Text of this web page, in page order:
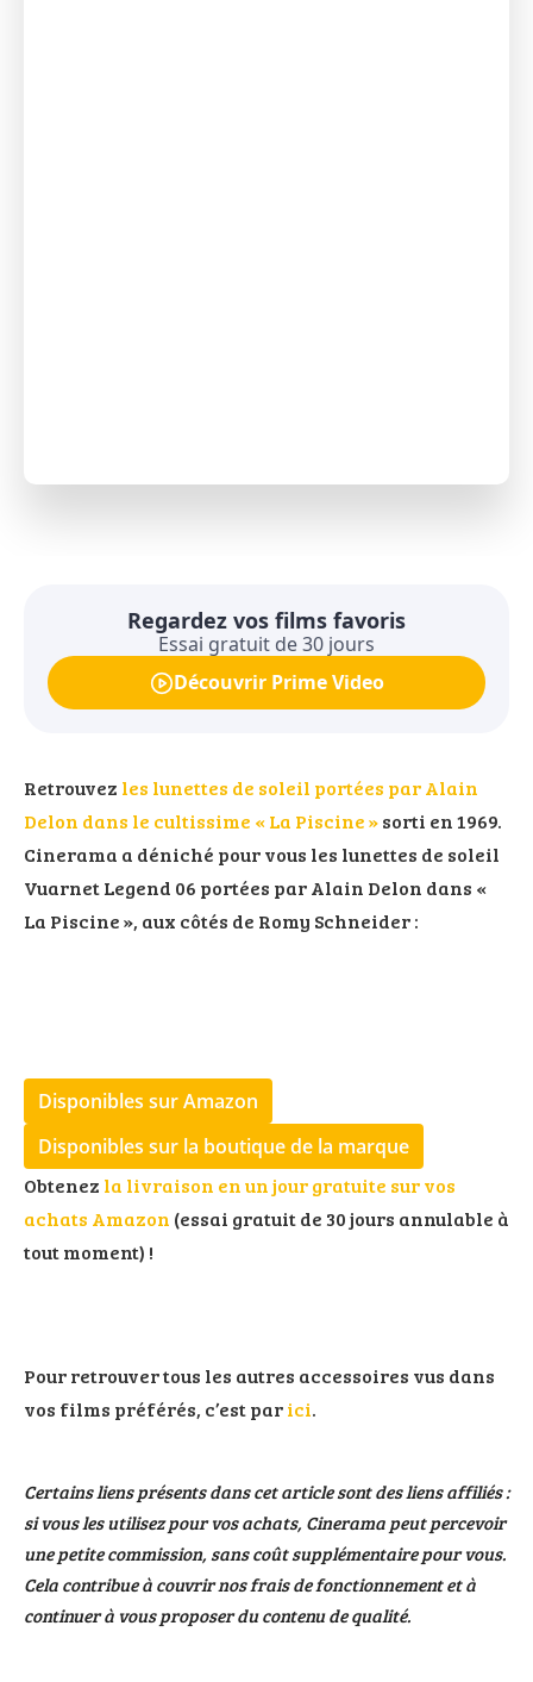
Regardez vos films favoris
Essai gratuit de 30 jours
Découvrir Prime Video
Retrouvez les lunettes de soleil portées par Alain
Delon dans le cultissime « La Piscine »sorti en 1969.
Cinerama a déniché pour vous les lunettes de soleil
Vuarnet Legend 06 portées par Alain Delon dans «
La Piscine », aux côtés de Romy Schneider :
Disponibles sur Amazon
Disponibles sur la boutique de la marque
Obtenez la livraison en un jour gratuite sur vos
achats Amazon (essai gratuit de 30 jours annulable à
tout moment) !
Pour retrouver tous les autres accessoires vus dans
vos films préférés, c’est parici.
Certains liens présents dans cet article sont des liens affiliés :
si vous les utilisez pour vos achats, Cinerama peut percevoir
une petite commission, sans coût supplémentaire pour vous.
Cela contribue à couvrir nos frais de fonctionnement et à
continuer à vous proposer du contenu de qualité.